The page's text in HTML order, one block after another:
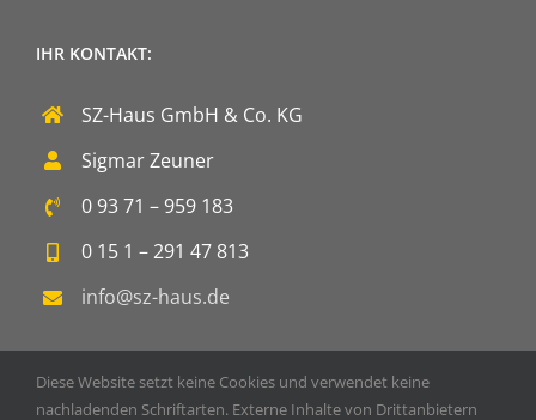
IHR KONTAKT:
SZ-Haus GmbH & Co. KG
Sigmar Zeuner
0 93 71 – 959 183
0 15 1 – 291 47 813
info@sz-haus.de
Diese Website setzt keine Cookies und verwendet keine
nachladenden Schriftarten. Externe Inhalte von Drittanbietern